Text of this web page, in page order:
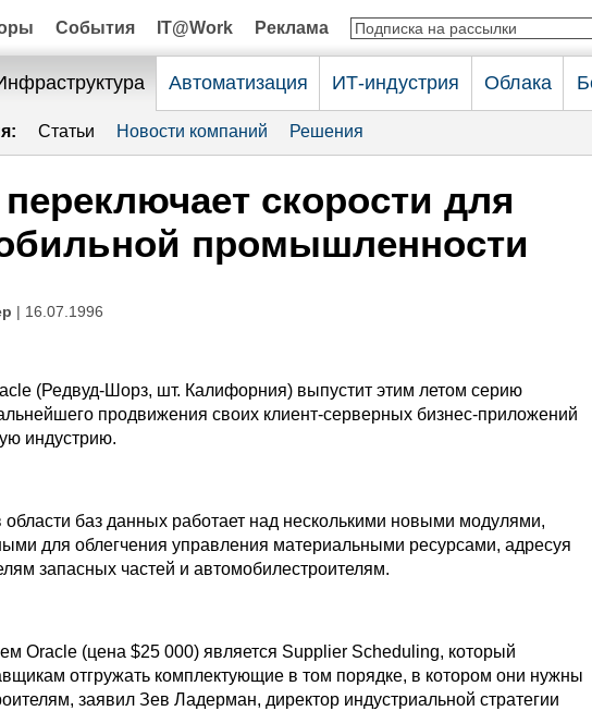
События IT@Work Реклама
Автоматизация ИТ-индустрия Облака
Статьи Новости компаний Решения
скорости для
промышленности
| 16.07.1996
(Редвуд-Шорз, шт. Калифорния) выпустит этим летом серию
продвижения своих клиент-серверных бизнес-приложений
индустрию.
области баз данных работает над несколькими новыми модулями,
для облегчения управления материальными ресурсами, адресуя
запасных частей и автомобилестроителям.
Oracle (цена $25 000) является Supplier Scheduling, который
отгружать комплектующие в том порядке, в котором они нужны
заявил Зев Ладерман, директор индустриальной стратегии